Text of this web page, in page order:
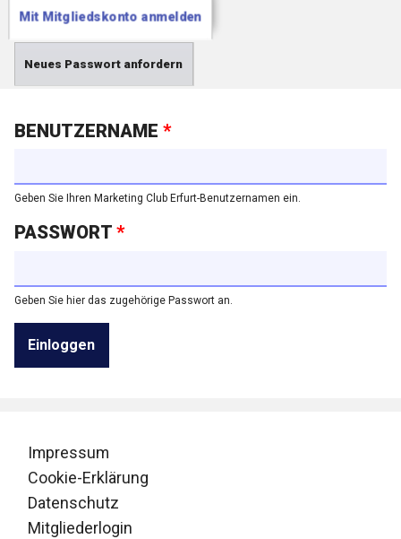
Mit Mitgliedskonto anmelden(aktiver
Reiter)
Neues Passwort anfordern
BENUTZERNAME *
Geben Sie Ihren Marketing Club Erfurt-Benutzernamen ein.
PASSWORT *
Geben Sie hier das zugehörige Passwort an.
Impressum
Cookie-Erklärung
Datenschutz
Mitgliederlogin